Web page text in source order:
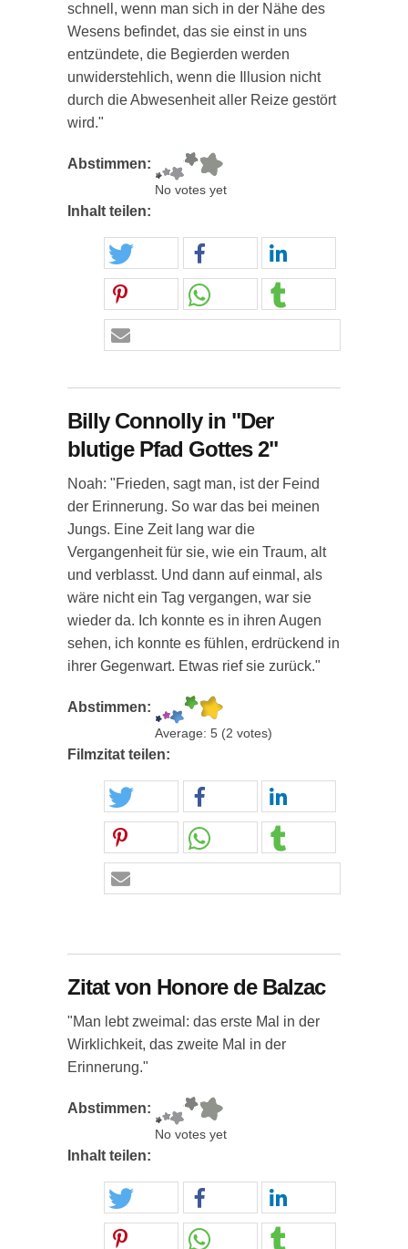
schnell, wenn man sich in der Nähe des
Wesens befindet, das sie einst in uns
entzündete, die Begierden werden
unwiderstehlich, wenn die Illusion nicht
durch die Abwesenheit aller Reize gestört
wird."
Abstimmen:
No votes yet
Inhalt teilen:
Billy Connolly in "Der
blutige Pfad Gottes 2"
Noah: "Frieden, sagt man, ist der Feind
der Erinnerung. So war das bei meinen
Jungs. Eine Zeit lang war die
Vergangenheit für sie, wie ein Traum, alt
und verblasst. Und dann auf einmal, als
wäre nicht ein Tag vergangen, war sie
wieder da. Ich konnte es in ihren Augen
sehen, ich konnte es fühlen, erdrückend in
ihrer Gegenwart. Etwas rief sie zurück."
Abstimmen:
Average: 5 (2 votes)
Filmzitat teilen:
Zitat von Honore de Balzac
"Man lebt zweimal: das erste Mal in der
Wirklichkeit, das zweite Mal in der
Erinnerung."
Abstimmen:
No votes yet
Inhalt teilen: